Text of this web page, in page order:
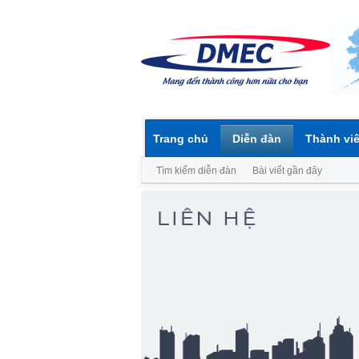
Trang chủ Diễn đàn
Tìm kiếm diễn đàn Bài viết gần đây
Thành